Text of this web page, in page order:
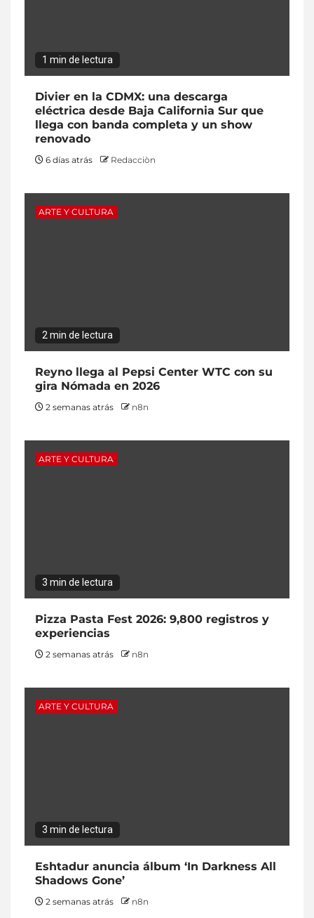
1 min de lectura
Divier en la CDMX: una descarga
eléctrica desde Baja California Sur que
llega con banda completa y un show
renovado
6 días atrás Redacciòn
ARTE Y CULTURA
2 min de lectura
Reyno llega al Pepsi Center WTC con su
gira Nómada en 2026
2 semanas atrás n8n
ARTE Y CULTURA
3 min de lectura
Pizza Pasta Fest 2026: 9,800 registros y
experiencias
2 semanas atrás n8n
ARTE Y CULTURA
3 min de lectura
Eshtadur anuncia álbum ‘In Darkness All
Shadows Gone’
2 semanas atrás n8n